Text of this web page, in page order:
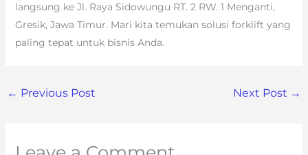
langsung ke Jl. Raya Sidowungu RT. 2 RW. 1 Menganti,
Gresik, Jawa Timur. Mari kita temukan solusi forklift yang
paling tepat untuk bisnis Anda.
← Previous Post Next Post →